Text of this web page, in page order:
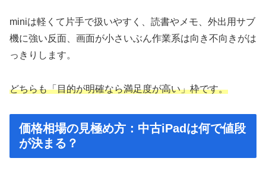
miniは軽くて片手で扱いやすく、読書やメモ、外出用サブ
機に強い反面、画面が小さいぶん作業系は向き不向きがは
っきりします。
どちらも「目的が明確なら満足度が高い」枠です。
価格相場の見極め方：中古iPadは何で値段
が決まる？